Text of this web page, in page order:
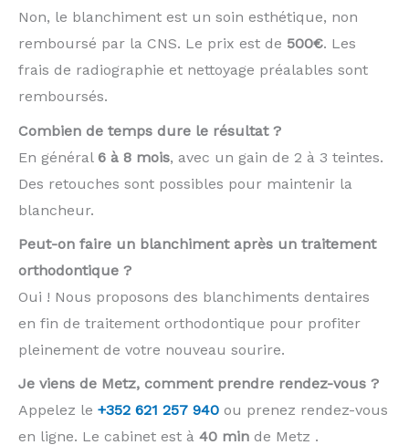
Non, le blanchiment est un soin esthétique, non
remboursé par la CNS. Le prix est de 500€. Les
frais de radiographie et nettoyage préalables sont
remboursés.
Combien de temps dure le résultat ?
En général 6 à 8 mois, avec un gain de 2 à 3 teintes.
Des retouches sont possibles pour maintenir la
blancheur.
Peut-on faire un blanchiment après un traitement
orthodontique ?
Oui ! Nous proposons des blanchiments dentaires
en fin de traitement orthodontique pour profiter
pleinement de votre nouveau sourire.
Je viens de Metz, comment prendre rendez-vous ?
Appelez le +352 621 257 940 ou prenez rendez-vous
en ligne. Le cabinet est à 40 min de Metz .